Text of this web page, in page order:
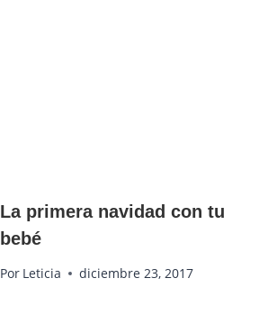
La primera navidad con tu
bebé
Por Leticia diciembre 23, 2017